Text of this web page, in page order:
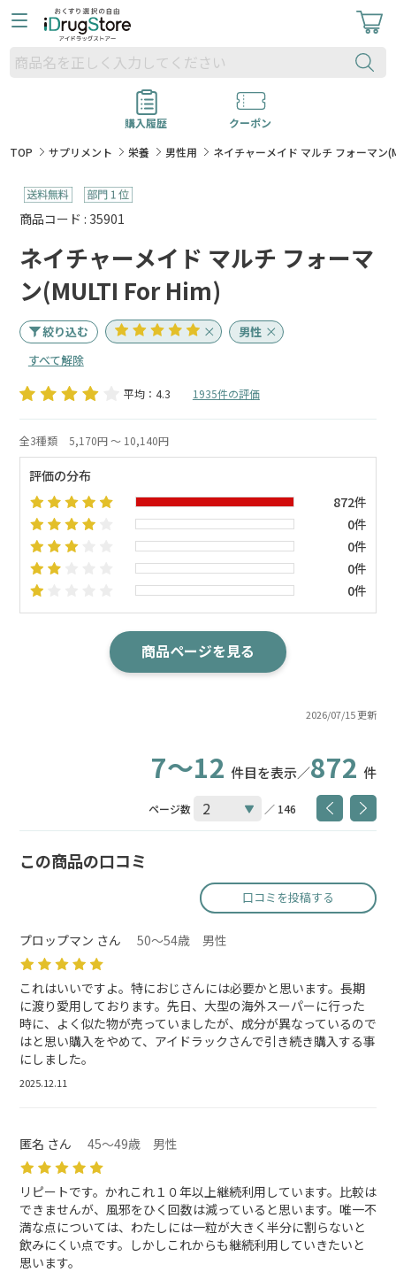
購入履歴
クーポン
TOP
サプリメント 栄養 男性用 ネイチャーメイド マルチ フォーマン
商品コード : 35901
ネイチャーメイド マルチ フォーマ
ン(MULTI For Him)
絞り込む
男性
すべて解除
平均：4.3 1935件の評価
2026/07/15 更新
全3種類 5,170円 ～ 10,140円
評価の分布
872件
0件
0件
0件
0件
商品ページを見る
7～12 件目を表示／872 件
ページ数 ／ 146
この商品の口コミ
口コミを投稿する
プロップマン さん 50～54歳 男性
これはいいですよ。特におじさんには必要かと思います。長期
に渡り愛用しております。先日、大型の海外スーパーに行った
時に、よく似た物が売っていましたが、成分が異なっているので
はと思い購入をやめて、アイドラックさんで引き続き購入する事
にしました。
2025.12.11
匿名 さん 45～49歳 男性
リピートです。かれこれ１０年以上継続利用しています。比較は
できませんが、風邪をひく回数は減っていると思います。唯一不
満な点については、わたしには一粒が大きく半分に割らないと
飲みにくい点です。しかしこれからも継続利用していきたいと
思います。